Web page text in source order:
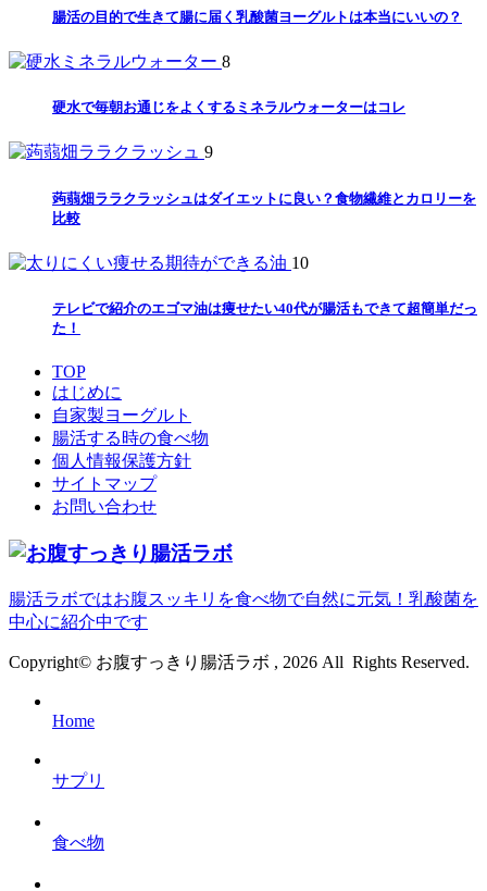
腸活の目的で生きて腸に届く乳酸菌ヨーグルトは本当にいいの？
8
硬水で毎朝お通じをよくするミネラルウォーターはコレ
9
蒟蒻畑ララクラッシュはダイエットに良い？食物繊維とカロリーを
比較
10
テレビで紹介のエゴマ油は痩せたい40代が腸活もできて超簡単だっ
た！
TOP
はじめに
自家製ヨーグルト
腸活する時の食べ物
個人情報保護方針
サイトマップ
お問い合わせ
腸活ラボではお腹スッキリを食べ物で自然に元気！乳酸菌を
中心に紹介中です
Copyright© お腹すっきり腸活ラボ , 2026 All Rights Reserved.
Home
サプリ
食べ物